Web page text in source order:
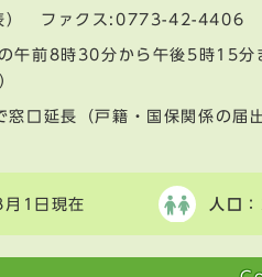
） ファクス:0773-42-4406
午前8時30分から午後5時15分
窓口延長（戸籍・国保関係の届
1日現在 人口